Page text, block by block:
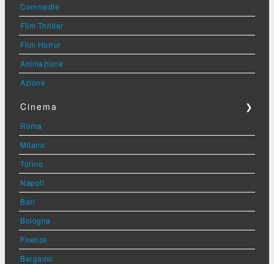
Commedie
Film Thriller
Film Horror
Animazione
Azione
Cinema ❯
Roma
Milano
Torino
Napoli
Bari
Bologna
Firenze
Bergamo